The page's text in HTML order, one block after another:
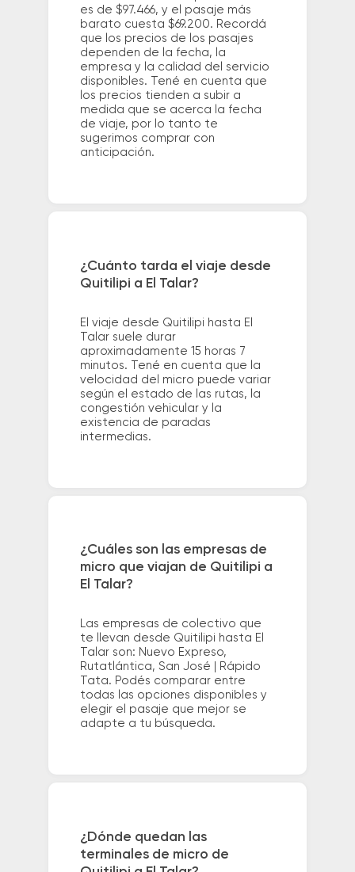
es de $97.466, y el pasaje más
barato cuesta $69.200. Recordá
que los precios de los pasajes
dependen de la fecha, la
empresa y la calidad del servicio
disponibles. Tené en cuenta que
los precios tienden a subir a
medida que se acerca la fecha
de viaje, por lo tanto te
sugerimos comprar con
anticipación.
¿Cuánto tarda el viaje desde
Quitilipi a El Talar?
El viaje desde Quitilipi hasta El
Talar suele durar
aproximadamente 15 horas 7
minutos. Tené en cuenta que la
velocidad del micro puede variar
según el estado de las rutas, la
congestión vehicular y la
existencia de paradas
intermedias.
¿Cuáles son las empresas de
micro que viajan de Quitilipi a
El Talar?
Las empresas de colectivo que
te llevan desde Quitilipi hasta El
Talar son: Nuevo Expreso,
Rutatlántica, San José | Rápido
Tata. Podés comparar entre
todas las opciones disponibles y
elegir el pasaje que mejor se
adapte a tu búsqueda.
¿Dónde quedan las
terminales de micro de